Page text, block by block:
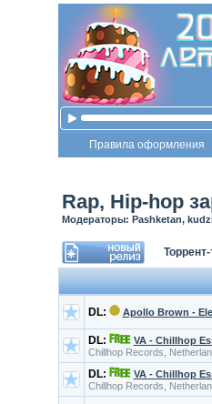
Правила оформления
Rap, Hip-hop
Модераторы: Pashketan,
DL: Apollo Brown -
DL:
VA - Chillhop
Chillhop Records,
DL:
VA - Chillhop
Chillhop Records,